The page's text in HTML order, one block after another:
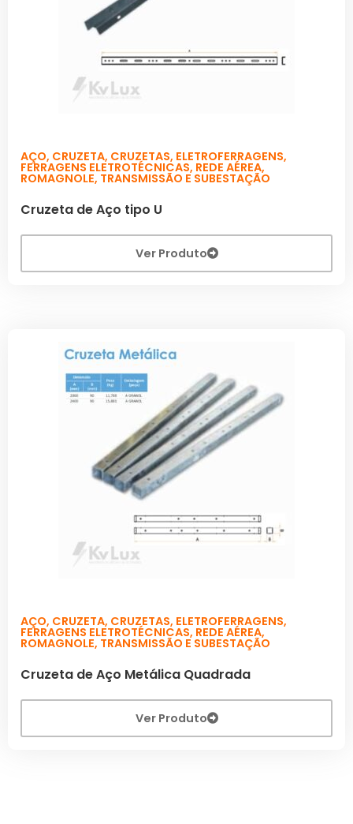
AÇO, CRUZETA, CRUZETAS, ELETROFERRAGENS,
FERRAGENS ELETROTÉCNICAS, REDE AÉREA,
ROMAGNOLE, TRANSMISSÃO E SUBESTAÇÃO
Cruzeta de Aço tipo U
Ver Produto
AÇO, CRUZETA, CRUZETAS, ELETROFERRAGENS,
FERRAGENS ELETROTÉCNICAS, REDE AÉREA,
ROMAGNOLE, TRANSMISSÃO E SUBESTAÇÃO
Cruzeta de Aço Metálica Quadrada
Ver Produto